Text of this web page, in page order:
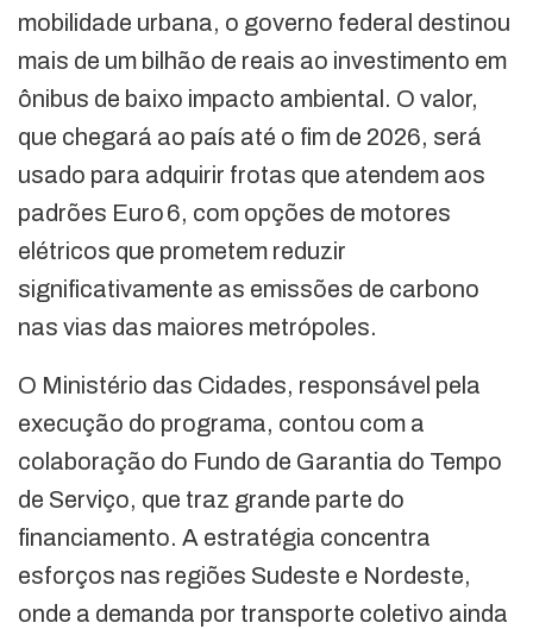
mobilidade urbana, o governo federal destinou
mais de um bilhão de reais ao investimento em
ônibus de baixo impacto ambiental. O valor,
que chegará ao país até o fim de 2026, será
usado para adquirir frotas que atendem aos
padrões Euro 6, com opções de motores
elétricos que prometem reduzir
significativamente as emissões de carbono
nas vias das maiores metrópoles.
O Ministério das Cidades, responsável pela
execução do programa, contou com a
colaboração do Fundo de Garantia do Tempo
de Serviço, que traz grande parte do
financiamento. A estratégia concentra
esforços nas regiões Sudeste e Nordeste,
onde a demanda por transporte coletivo ainda